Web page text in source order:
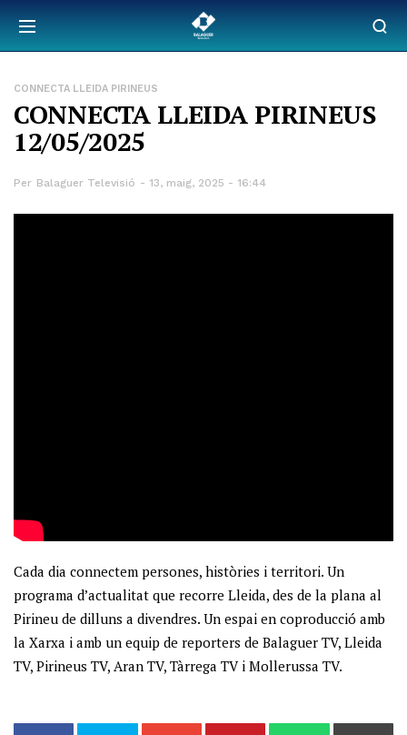
CONNECTA LLEIDA PIRINEUS
CONNECTA LLEIDA PIRINEUS
12/05/2025
Per Balaguer Televisió 13, maig, 2025 - 16:44
Cada dia connectem persones, històries i territori. Un
programa d’actualitat que recorre Lleida, des de la plana al
Pirineu de dilluns a divendres. Un espai en coproducció amb
la Xarxa i amb un equip de reporters de Balaguer TV, Lleida
TV, Pirineus TV, Aran TV, Tàrrega TV i Mollerussa TV.